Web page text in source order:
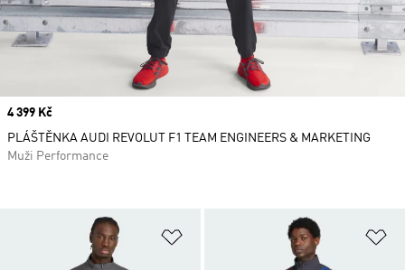
Přidat do seznamu přání
Price
4 399 Kč
PLÁŠTĚNKA AUDI REVOLUT F1 TEAM ENGINEERS & MARKETING
Muži Performance